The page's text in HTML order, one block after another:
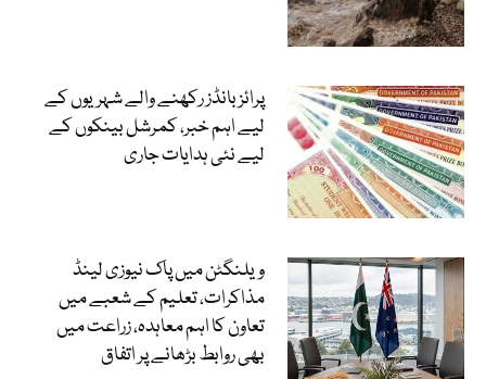
پرائز بانڈز رکھنے والے شہریوں کے
لیے اہم خبر، کمرشل بینکوں کے
لیے نئی ہدایات جاری
ویلنگٹن میں پاک نیوزی لینڈ
مذاکرات، تعلیم کے شعبے میں
تعاون کا اہم معاہدہ، زراعت میں
بھی روابط بڑھانے پر اتفاق